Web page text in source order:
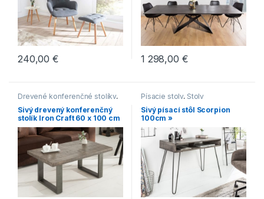
240,00€ 1 298,00 €
Drevené konferenčné stolíky,
Hranaté konferenčné stolíky
Konferenčné stolíky ,
Konferenčné stolíky v
industriálnom štýle
Sivý drevený konferenčný
stolík Iron Craft 60 x 100 cm
– 45 mm »
Písacie stoly, Stoly
Sivý písací stôl Scorpion
100cm »